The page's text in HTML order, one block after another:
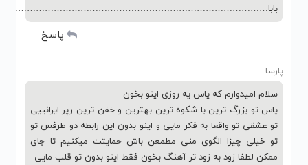
پاسخ
پارسا
سلام امیدوارم که یاس یه روزی اینو بخون
یاس تو بزرگ ترین با شکوه ترین بهترین و خفن ترین رپر ایرانییی
تو عشقی تو واقعا به فکر مایی و اینو بدون این رابطه دو طرفس تو
تو خیلی چیزا الگوی منی مطمعن باش حمایتت میکنیم تا جای
ممکن لطفا زود به زود تر آهنگ بخون فقط اینو بدون تو قلب مایی